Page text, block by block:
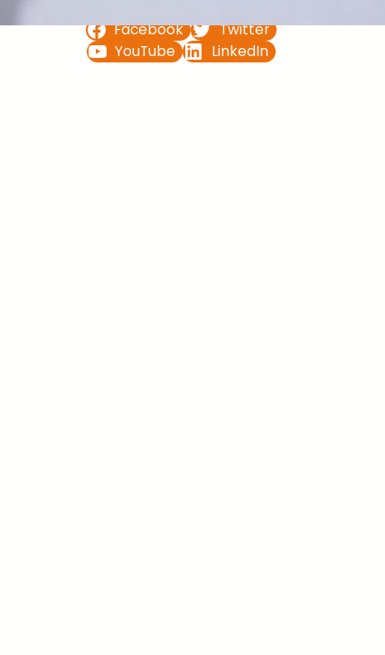
Facebook
Twitter
YouTube
LinkedIn